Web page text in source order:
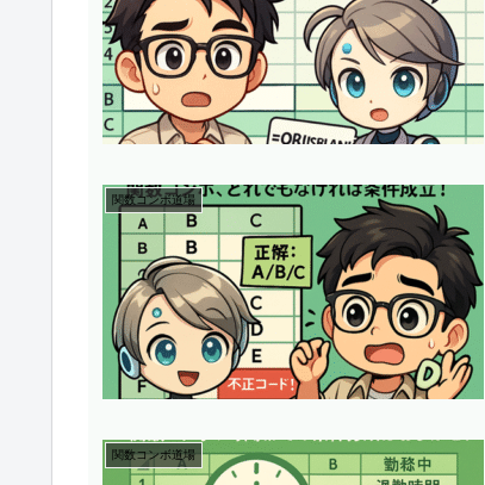
関数コンボ道場
関数コンボ道場